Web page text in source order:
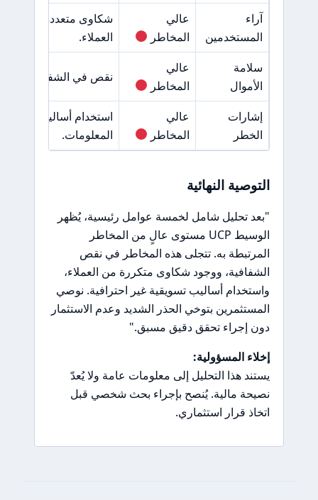
آراء
المستخدمين
عالي
المخاطر
شكاوى متعددة حول
العملاء.
سلامة
الأموال
عالي
المخاطر
نقص في الشفافية حول
إشارات
الخطر
عالي
المخاطر
استخدام أساليب
المعلومات.
التوصية النهائية
"بعد تحليل شامل لخمسة عوامل رئيسية، يُظهر
الوسيط UCP مستوى عالٍ من المخاطر
المرتبطة به. تتجلى هذه المخاطر في نقص
الشفافية، ووجود شكاوى متكررة من العملاء،
واستخدام أساليب تسويقية غير احترافية. نوصي
المستثمرين بتوخي الحذر الشديد وعدم الاستثمار
دون إجراء تحقق دقيق مسبق."
إخلاء المسؤولية:
يستند هذا التحليل إلى معلومات عامة ولا يُعدّ
نصيحة مالية. يُنصح بإجراء بحث شخصي قبل
اتخاذ قرار استثماري.